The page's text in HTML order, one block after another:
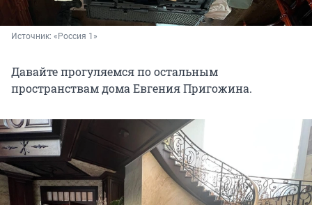
Источник: «Россия 1»
Давайте прогуляемся по остальным
пространствам дома Евгения Пригожина.